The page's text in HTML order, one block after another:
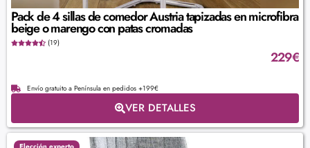
Pack de 4 sillas de comedor Austria tapizadas en microfibra
beige o marengo con patas cromadas
(19)
229€
Envío gratuito a Península en pedidos +199€
VER DETALLES